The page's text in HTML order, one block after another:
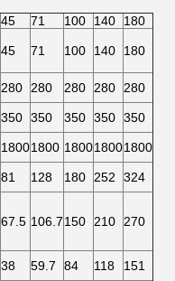
45 71 100 140
180
45 71 100 140 180
280 280 280 280
280
350 350 350 350 350
18001800 180018001800
81 128 180 252
324
67.5 106.7150 210 270
38 59.7 84 118
151